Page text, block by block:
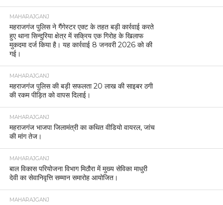
MAHARAJGANJ
महराजगंज पुलिस ने गैंगेस्टर एक्ट के तहत बड़ी कार्रवाई करते
हुए थाना सिन्दुरिया क्षेत्र में सक्रिय एक गिरोह के खिलाफ
मुकदमा दर्ज किया है। यह कार्रवाई 8 जनवरी 2026 को की
गई।
MAHARAJGANJ
महराजगंज पुलिस की बड़ी सफलता 20 लाख की साइबर ठगी
की रकम पीड़ित को वापस दिलाई।
MAHARAJGANJ
महराजगंज भाजपा जिलामंत्री का कथित वीडियो वायरल, जांच
की मांग तेज।
MAHARAJGANJ
बाल विकास परियोजना विभाग मिठौरा में मुख्य सेविका माधुरी
देवी का सेवानिवृत्ति सम्मान समारोह आयोजित।
MAHARAJGANJ